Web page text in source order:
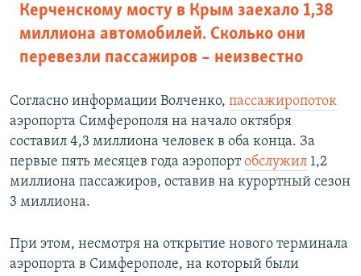
Керченскому мосту в Крым заехало 1,38
миллиона автомобилей. Сколько они
перевезли пассажиров – неизвестно
Согласно информации Волченко, пассажиропоток
аэропорта Симферополя на начало октября
составил 4,3 миллиона человек в оба конца. За
первые пять месяцев года аэропортобслужил 1,2
миллиона пассажиров, оставив на курортный сезон
3 миллиона.
При этом, несмотря на открытие нового терминала
аэропорта в Симферополе, на который были